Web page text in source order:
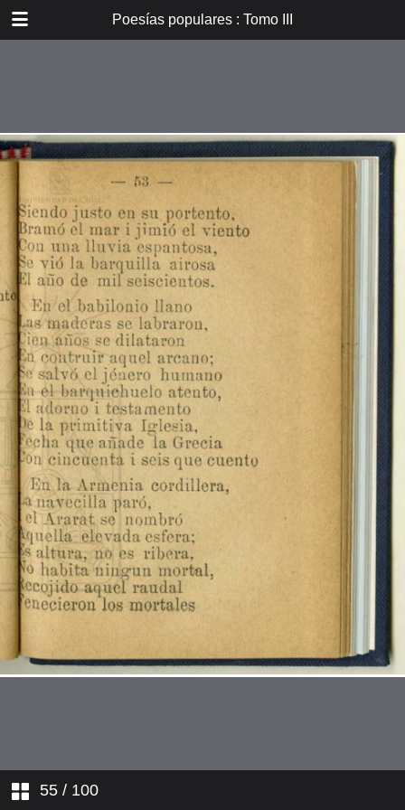
Poesías populares : Tomo III
55 / 100
Introducción
Don B. Vicuña Mackenna
Oradores i poetas
Verdad eterna de María
A la Cruz
La Cruz
La Pasión. De tres meses el
autor...
La Pasión. Estando Cristo en el
huerto...
La Pasión. Un atrevido soldado...
La Pasión. Por qué es tanta
tiranía?...
Un sueño penoso
Caín i Abel
Contrarresto